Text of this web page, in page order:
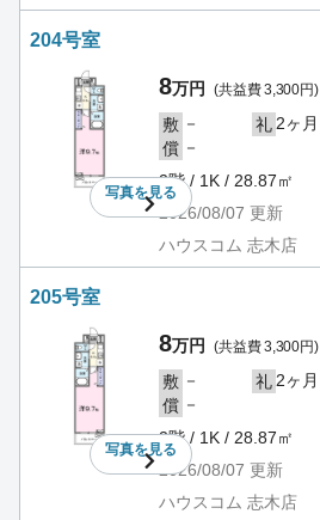
204号室
写真を見る
8万円 (共益費 3,300円)
敷 － 礼 2ヶ月
償 －
2階 / 1K / 28.87㎡
2026/08/07 更新
ハウスコム 志木店
205号室
写真を見る
8万円 (共益費 3,300円)
敷 － 礼 2ヶ月
償 －
2階 / 1K / 28.87㎡
2026/08/07 更新
ハウスコム 志木店